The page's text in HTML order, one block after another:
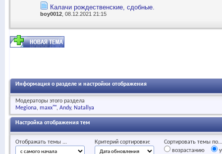
Калачи рождественские, сдобные.
boy0012 , 08.12.2021 21:15
Информация о разделе и настройки отображения
Модераторы этого раздела
Megiona maxx™ Andy Natallya
Настройка отображения тем
Отображать темы ... Критерий сортировки:
Сортировать темы по...
возрастанию